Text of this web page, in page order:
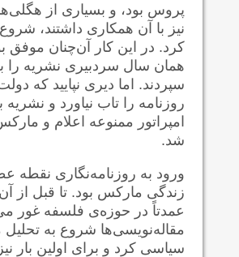
پروس بود، و بسیاری از
نیز با آن همکاری داشتند، شروع
کرد. در این کار آن‌چنان موفق
همان سال سردبیری نشریه را
سپردند. اما دیری نپایید که
روزنامه را تاب نیاورد و نشریه
امپراتور ممنوعه اعلام و
شد.
ورود به روزنامه‌نگاری نقطه
زندگی مارکس بود. تا قبل از
عمدتاً در حوزه‌ی فلسفه غور
مقاله‌نویسی‌ها شروع به
سیاسی کرد و برای اولین بار